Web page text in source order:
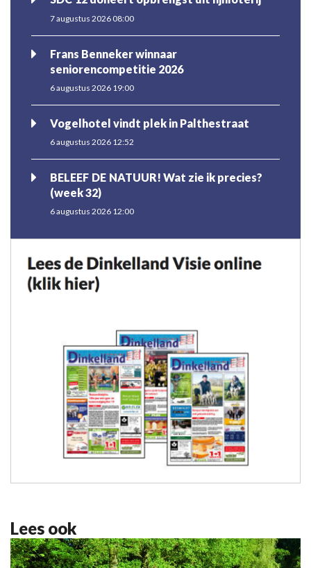
7 augustus 2026 08:00
Frans Benneker winnaar
seniorencompetitie 2026
6 augustus 2026 19:00
Vogelhotel vindt plek in Palthestraat
6 augustus 2026 12:52
BELEEF DE NATUUR! Wat zie ik precies?
(week 32)
6 augustus 2026 12:00
Lees ook